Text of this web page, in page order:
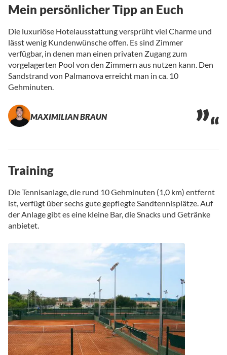
Mein persönlicher Tipp an Euch
Die luxuriöse Hotelausstattung versprüht viel Charme und
lässt wenig Kundenwünsche offen. Es sind Zimmer
verfügbar, in denen man einen privaten Zugang zum
vorgelagerten Pool von den Zimmern aus nutzen kann. Den
Sandstrand von Palmanova erreicht man in ca. 10
Gehminuten.
MAXIMILIAN BRAUN
Training
Die Tennisanlage, die rund 10 Gehminuten (1,0 km) entfernt
ist, verfügt über sechs gute gepflegte Sandtennisplätze. Auf
der Anlage gibt es eine kleine Bar, die Snacks und Getränke
anbietet.